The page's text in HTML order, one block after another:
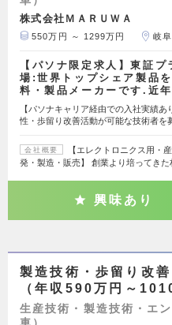
株式会社ＭＡＲＵＷＡ
550万円 ～ 1299万円 岐
【パソナ限定求人】東証プ
場:世界トップシェア製品
料・製品メーカーです.近
【パソナキャリア経由での入社実績
性・歩留り改善活動が可能な技術者を
会社概要
【エレクトロニクス用・
発・製造・販売】 創業より培ってき
興味あり
製造技術・歩留り改
（年収590万円～
生産技術・製造技術・エ